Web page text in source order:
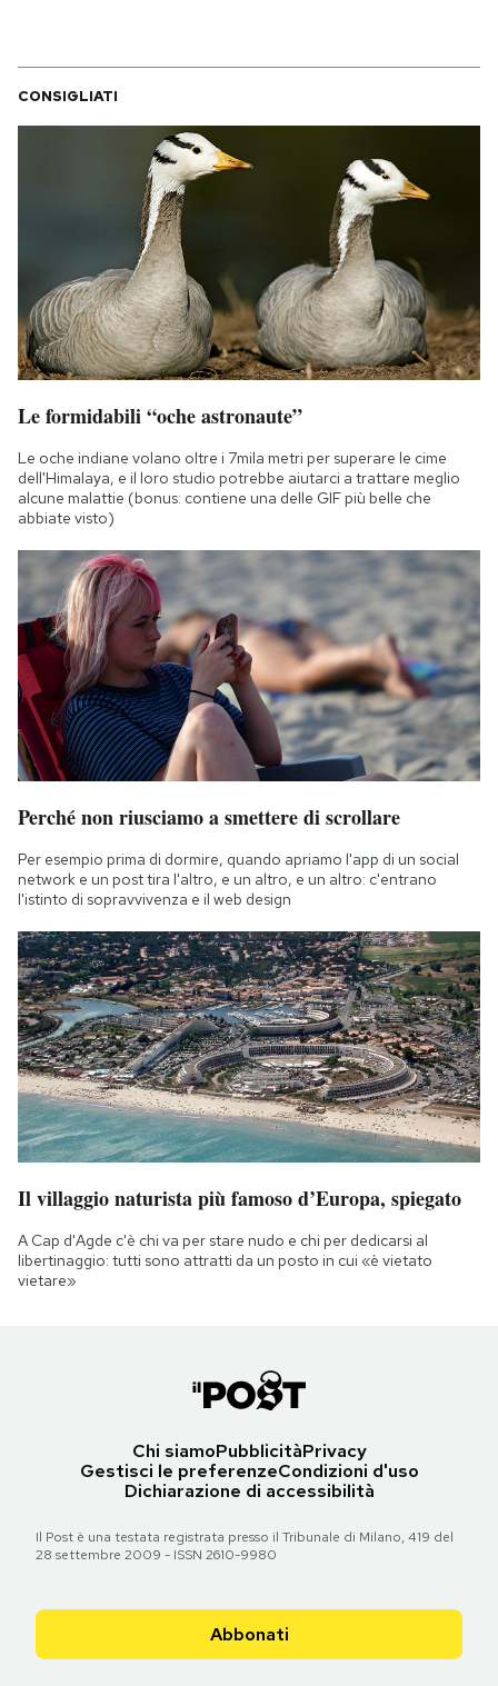
CONSIGLIATI
Le formidabili “oche astronaute”
Le oche indiane volano oltre i 7mila metri per superare le cime
dell'Himalaya, e il loro studio potrebbe aiutarci a trattare meglio
alcune malattie (bonus: contiene una delle GIF più belle che
abbiate visto)
Perché non riusciamo a smettere di scrollare
Per esempio prima di dormire, quando apriamo l'app di un social
network e un post tira l'altro, e un altro, e un altro: c'entrano
l'istinto di sopravvivenza e il web design
Il villaggio naturista più famoso d’Europa, spiegato
A Cap d'Agde c'è chi va per stare nudo e chi per dedicarsi al
libertinaggio: tutti sono attratti da un posto in cui «è vietato
vietare»
Chi siamoPubblicitàPrivacy
Gestisci le preferenzeCondizioni d'uso
Dichiarazione di accessibilità
Il Post è una testata registrata presso il Tribunale di Milano, 419 del
28 settembre 2009 - ISSN 2610-9980
Abbonati